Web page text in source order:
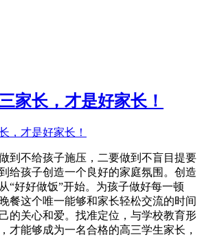
家长，才是好家长！
到不给孩子施压，二要做到不盲目提要
给孩子创造一个良好的家庭氛围。创造
“好好做饭”开始。为孩子做好每一顿
餐这个唯一能够和家长轻松交流的时间
的关心和爱。找准定位，与学校教育形
才能够成为一名合格的高三学生家长，